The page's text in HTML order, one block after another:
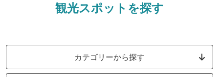
観光スポットを探す
カテゴリーから探す